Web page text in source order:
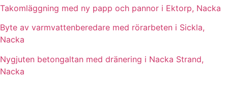
Takomläggning med ny papp och pannor i Ektorp, Nacka
Byte av varmvattenberedare med rörarbeten i Sickla,
Nacka
Nygjuten betongaltan med dränering i Nacka Strand,
Nacka